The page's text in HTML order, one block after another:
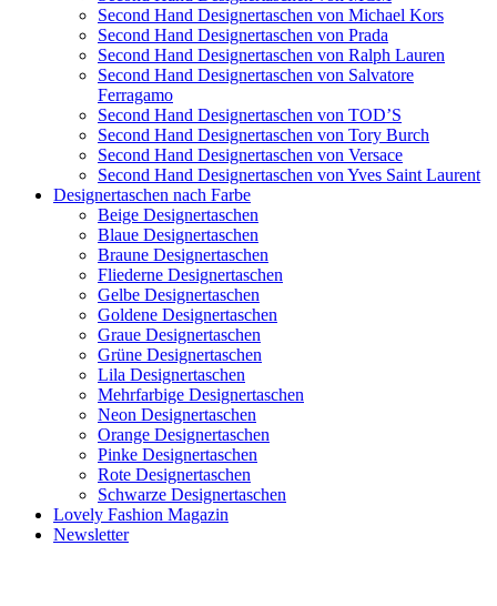
Second Hand Designertaschen von Michael Kors
Second Hand Designertaschen von Prada
Second Hand Designertaschen von Ralph Lauren
Second Hand Designertaschen von Salvatore
Ferragamo
Second Hand Designertaschen von TOD’S
Second Hand Designertaschen von Tory Burch
Second Hand Designertaschen von Versace
Second Hand Designertaschen von Yves Saint Laurent
Designertaschen nach Farbe
Beige Designertaschen
Blaue Designertaschen
Braune Designertaschen
Fliederne Designertaschen
Gelbe Designertaschen
Goldene Designertaschen
Graue Designertaschen
Grüne Designertaschen
Lila Designertaschen
Mehrfarbige Designertaschen
Neon Designertaschen
Orange Designertaschen
Pinke Designertaschen
Rote Designertaschen
Schwarze Designertaschen
Lovely Fashion Magazin
Newsletter